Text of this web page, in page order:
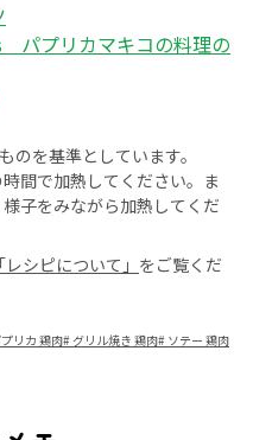
プリカマキコの料理の
を基準としています。
間で加熱してください。ま
子をみながら加熱してくだ
「レシピについて」 をご覧くだ
リカ 鶏肉# グリル焼き 鶏肉# ソテー 鶏肉